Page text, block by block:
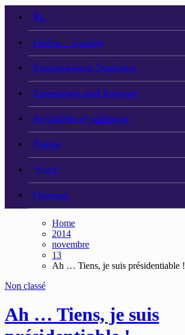
RL
Maths – Epsilon
Enseignement Supérieur
Computers and Internet
Actualités et politique
Poésie
Sport
Humour
Home
2014
novembre
13
Ah … Tiens, je suis présidentiable !
Non classé
Ah … Tiens, je suis